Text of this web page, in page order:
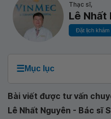
Thạc sĩ,
Lê Nhất
Đặt lịch khám
☰Mục lục
Bài viết được tư vấn
Lê Nhất Nguyên - Bác sĩ